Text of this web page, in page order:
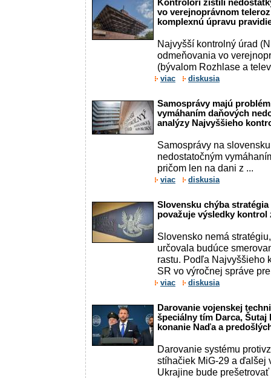
Kontrolóri zistili
vo verejnoprávnom
komplexnú úpravu
Najvyšší kontrolný úrad
odmeňovania vo
(bývalom Rozhlase a
viac diskusia
Samosprávy majú
vymáhaním daňových
analýzy Najvyššieho
Samosprávy na
nedostatočným
pričom len na dani z ...
viac diskusia
Slovensku chýba
považuje výsledky kontrol
Slovensko nemá
určovala budúce
rastu. Podľa Najvyššieho
SR vo výročnej správe
viac diskusia
Darovanie vojenskej
špeciálny tím Darca,
konanie Naďa a
Darovanie systému
stíhačiek MiG-29 a ďalšej
Ukrajine bude